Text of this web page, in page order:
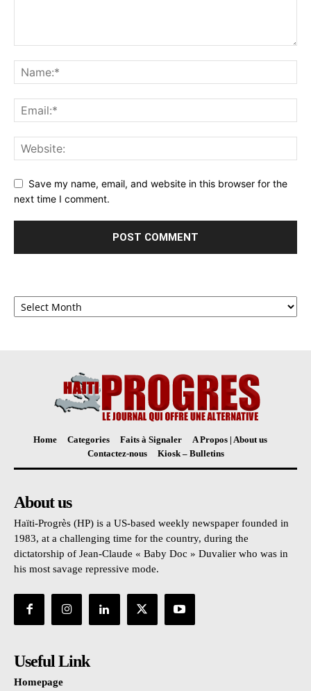
Save my name, email, and website in this browser for the
next time I comment.
Archives
Home Categories Faits à Signaler
A Propos | About us
Contactez-nous
Kiosk – Bulletins
About us
Haïti-Progrès (HP) is a US-based weekly newspaper founded in
1983, at a challenging time for the country, during the
dictatorship of Jean-Claude « Baby Doc » Duvalier who was in
his most savage repressive mode.
Useful Link
Homepage